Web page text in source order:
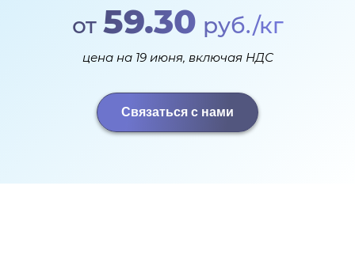
от 59.30 руб./кг
цена на 19 июня, включая НДС
Связаться с нами